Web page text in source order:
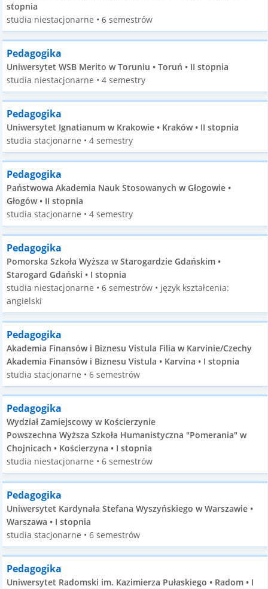
stopnia
studia niestacjonarne • 6 semestrów
Pedagogika
Uniwersytet WSB Merito w Toruniu • Toruń • II stopnia
studia niestacjonarne • 4 semestry
Pedagogika
Uniwersytet Ignatianum w Krakowie • Kraków • II stopnia
studia stacjonarne • 4 semestry
Pedagogika
Państwowa Akademia Nauk Stosowanych w Głogowie •
Głogów • II stopnia
studia stacjonarne • 4 semestry
Pedagogika
Pomorska Szkoła Wyższa w Starogardzie Gdańskim •
Starogard Gdański • I stopnia
studia niestacjonarne • 6 semestrów • język kształcenia:
angielski
Pedagogika
Akademia Finansów i Biznesu Vistula Filia w Karvinie/Czechy
Akademia Finansów i Biznesu Vistula • Karvina • I stopnia
studia stacjonarne • 6 semestrów
Pedagogika
Wydział Zamiejscowy w Kościerzynie
Powszechna Wyższa Szkoła Humanistyczna "Pomerania" w
Chojnicach • Kościerzyna • I stopnia
studia niestacjonarne • 6 semestrów
Pedagogika
Uniwersytet Kardynała Stefana Wyszyńskiego w Warszawie •
Warszawa • I stopnia
studia stacjonarne • 6 semestrów
Pedagogika
Uniwersytet Radomski im. Kazimierza Pułaskiego • Radom • I